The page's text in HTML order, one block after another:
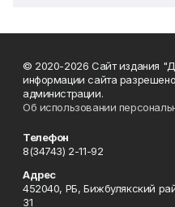
© 2020-2026 Сайт издания
информации сайта
администрации.
Об использовании
Телефон
8(34743) 2-11-92
Адрес
452040, РБ, Бижбулякский
31